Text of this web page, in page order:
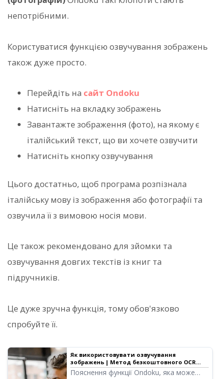
непотрібними.
Користуватися функцією озвучування зображень
також дуже просто.
Перейдіть на сайт Ondoku
Натисніть на вкладку зображень
Завантажте зображення (фото), на якому є
італійський текст, що ви хочете озвучити
Натисніть кнопку озвучування
Цього достатньо, щоб програма розпізнала
італійську мову із зображення або фотографії та
озвучила її з вимовою носія мови.
Це також рекомендовано для зйомки та
озвучування довгих текстів із книг та
підручників.
Це дуже зручна функція, тому обов'язково
спробуйте її.
Як використовувати озвучування
зображень | Метод безкоштовного OCR
тексту з фото в аудіо
Пояснення функції Ondoku, яка може